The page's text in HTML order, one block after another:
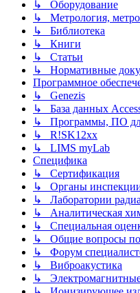
↳ Оборудование
↳ Метрология,
↳ Библиотека
↳ Книги
↳ Статьи
↳ Нормативные
Программное
↳ Genezis
↳ База данных
↳ Программы, ПО
↳ R!SK12xx
↳ LIMS myLab
Специфика
↳ Сертификация
↳ Органы
↳ Лаборатории
↳ Аналитическая
↳ Специальная
↳ Общие вопросы по
↳ Форум
↳ Виброакустика
↳